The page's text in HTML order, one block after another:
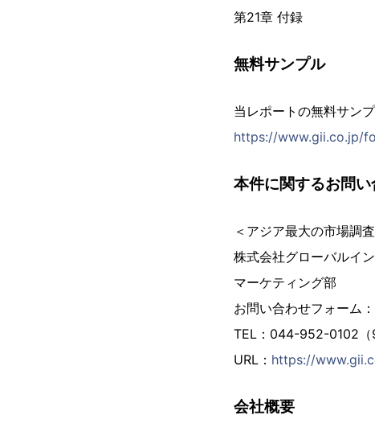
第21章 付録
無料サンプル
当レポートの無料サン
https://www.gii.co.jp/
本件に関するお問
＜アジア最大の市場調
株式会社グローバルイ
マーケティング部
お問い合わせフォーム：
TEL：044-952-0102（
URL： https://
会社概要